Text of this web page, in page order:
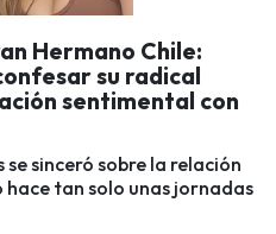
Hermano Chile:
su radical
sentimental con
sinceró sobre la relación
tan solo unas jornadas